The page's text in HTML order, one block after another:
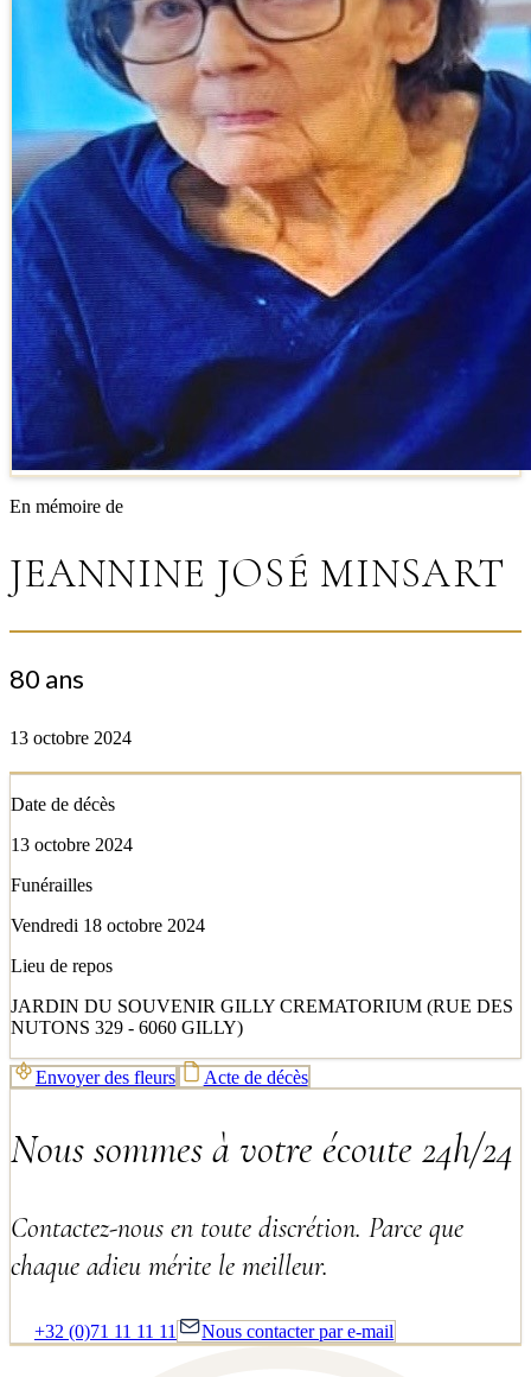
En mémoire de
JEANNINE JOSÉ MINSART
80 ans
13 octobre 2024
Date de décès
13 octobre 2024
Funérailles
Vendredi 18 octobre 2024
Lieu de repos
JARDIN DU SOUVENIR GILLY CREMATORIUM (RUE DES
NUTONS 329 - 6060 GILLY)
Envoyer des fleurs Acte de décès
Nous sommes à votre écoute 24h/24
Contactez-nous en toute discrétion. Parce que
chaque adieu mérite le meilleur.
+32 (0)71 11 11 11 Nous contacter par e-mail